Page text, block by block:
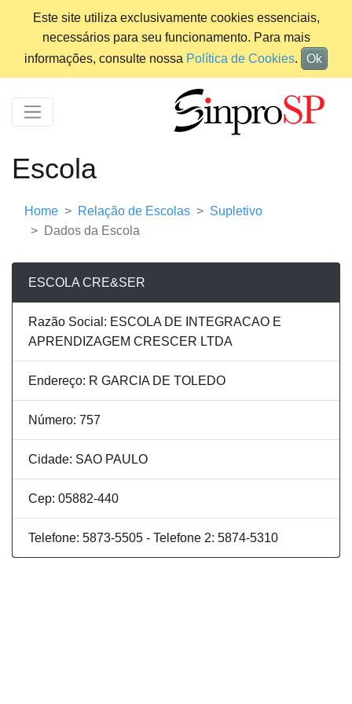
Este site utiliza exclusivamente cookies essenciais,
necessários para seu funcionamento. Para mais
informações, consulte nossa Política de Cookies. Ok
Escola
Home Relação de Escolas
Supletivo
Dados da Escola
ESCOLA CRE&SER
Razão Social: ESCOLA DE INTEGRACAO E
APRENDIZAGEM CRESCER LTDA
Endereço: R GARCIA DE TOLEDO
Número: 757
Cidade: SAO PAULO
Cep: 05882-440
Telefone: 5873-5505 - Telefone 2: 5874-5310